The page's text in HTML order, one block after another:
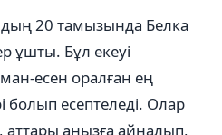
20 тамызында Белка
ұшты. Бұл екеуі
есен оралған ең
болып есептеледі. Олар
аттары аңызға айналып,